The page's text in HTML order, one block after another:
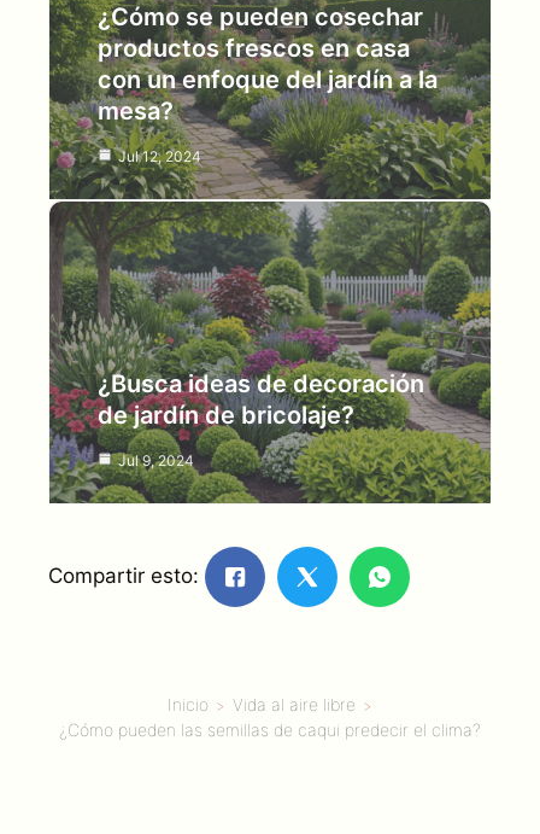
¿Cómo se pueden cosechar
productos frescos en casa
con un enfoque del jardín a la
mesa?
Jul 12, 2024
¿Busca ideas de decoración
de jardín de bricolaje?
Jul 9, 2024
Compartir esto:
Inicio
Vida al aire libre
¿Cómo pueden las semillas de caqui predecir el clima?